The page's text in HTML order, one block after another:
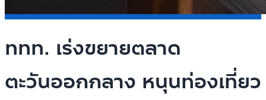
ททท. เร่งขยายตลาด
ตะวันออกกลาง หนุนท่องเที่ยว